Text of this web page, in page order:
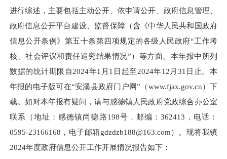
进行综述，主要包括主动公开、依申请公开、政府信息管理、
政府信息公开平台建设、监督保障（含《中华人民共和国政府
信息公开条例》第五十条第四项规定的各级人民政府“工作考
核、社会评议和责任追究结果情况”）等方面。本年报中所列
数据的统计期限自2024年1月1日起至2024年12月31日止。本
年报的电子版可在“安溪县政府门户网”（www.fjax.gov.cn）下
载。如对本年报有疑问，请与感德镇人民政府党政综合办公室
联系（地址：感德镇尚德路198号，邮编：362413，电话：
0595-23166168 ，电子邮箱gdzdzb188@163.com）。现将我镇
2024年度政府信息公开工作开展情况报告如下：